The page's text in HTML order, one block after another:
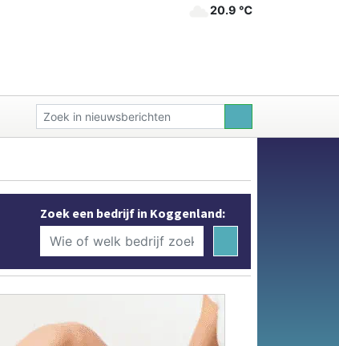
20.9 ℃
Zoek een bedrijf in Koggenland: